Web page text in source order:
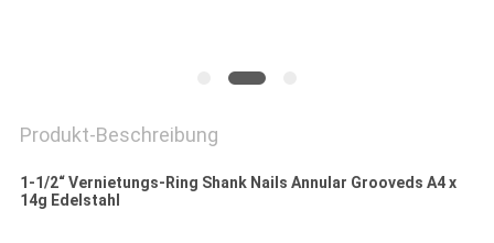
Produkt-Beschreibung
1-1/2“ Vernietungs-Ring Shank Nails Annular Grooveds A4 x
14g Edelstahl